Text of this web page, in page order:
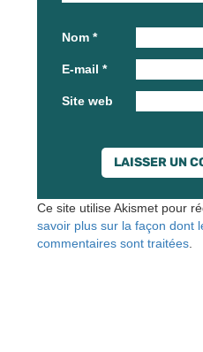
Nom *
E-mail *
Site web
Ce site utilise Akismet pour
savoir plus sur la façon dont
commentaires sont traitées